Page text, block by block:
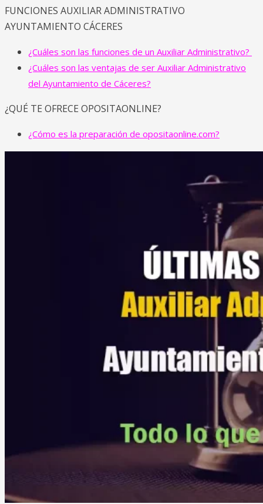
FUNCIONES AUXILIAR ADMINISTRATIVO
AYUNTAMIENTO CÁCERES
¿Cuáles son las funciones de un Auxiliar Administrativo?
¿Cuáles son las ventajas de ser Auxiliar Administrativo
del Ayuntamiento de Cáceres?
¿QUÉ TE OFRECE OPOSITAONLINE?
¿Cómo es la preparación de opositaonline.com?